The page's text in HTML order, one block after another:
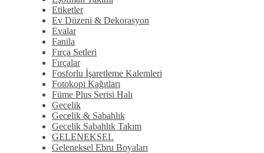
Etiketler
Ev Düzeni & Dekorasyon
Evalar
Fanila
Fırça Setleri
Fırçalar
Fosforlu İşaretleme Kalemleri
Fotokopi Kağıtları
Füme Plus Serisi Halı
Gecelik
Gecelik & Sabahlık
Gecelik Sabahlık Takım
GELENEKSEL
Geleneksel Ebru Boyaları